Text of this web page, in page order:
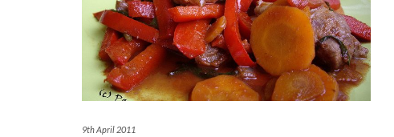
9th April 2011